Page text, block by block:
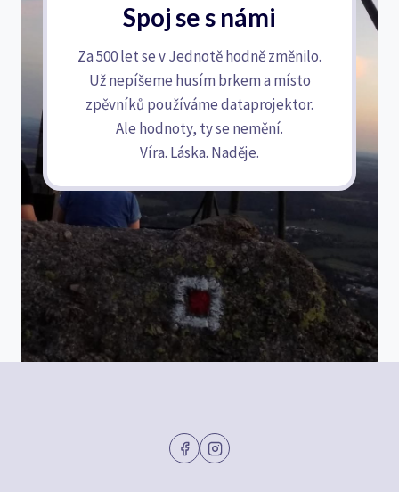
Spoj se s námi
Za 500 let se v Jednotě hodně změnilo.
Už nepíšeme husím brkem a místo
zpěvníků používáme dataprojektor.
Ale hodnoty, ty se nemění.
Víra. Láska. Naděje.